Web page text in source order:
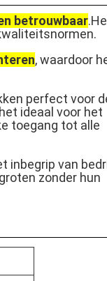
betrouwbaar.
, waardoor
perfect voor
ideaal voor het
toegang tot alle
inbegrip van
zonder hun